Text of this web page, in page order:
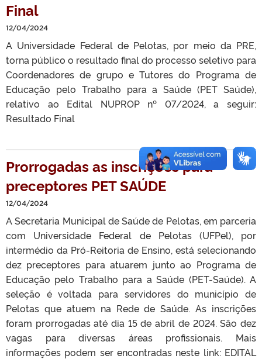
Final
12/04/2024
A Universidade Federal de Pelotas, por meio da PRE,
torna público o resultado final do processo seletivo para
Coordenadores de grupo e Tutores do Programa de
Educação pelo Trabalho para a Saúde (PET Saúde),
relativo ao Edital NUPROP nº 07/2024, a seguir:
Resultado Final
Prorrogadas as inscrições para
preceptores PET SAÚDE
12/04/2024
A Secretaria Municipal de Saúde de Pelotas, em parceria
com Universidade Federal de Pelotas (UFPel), por
intermédio da Pró-Reitoria de Ensino, está selecionando
dez preceptores para atuarem junto ao Programa de
Educação pelo Trabalho para a Saúde (PET-Saúde). A
seleção é voltada para servidores do município de
Pelotas que atuem na Rede de Saúde. As inscrições
foram prorrogadas até dia 15 de abril de 2024. São dez
vagas para diversas áreas profissionais. Mais
informações podem ser encontradas neste link: EDITAL